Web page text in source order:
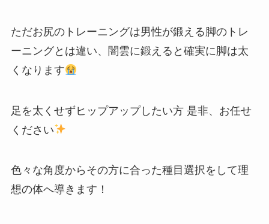
ただお尻のトレーニングは男性が鍛える脚のトレ
ーニングとは違い、闇雲に鍛えると確実に脚は太
くなります
足を太くせずヒップアップしたい方 是非、お任せ
ください
色々な角度からその方に合った種目選択をして理
想の体へ導きます！